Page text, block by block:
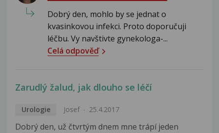
Dobrý den, mohlo by se jednat o
kvasinkovou infekci. Proto doporučuji
léčbu. Vy navštivte gynekologa-...
Celá odpověď
Zarudlý žalud, jak dlouho se léčí
Urologie Josef 25.4.2017
Dobrý den, už čtvrtým dnem mne trápí jeden